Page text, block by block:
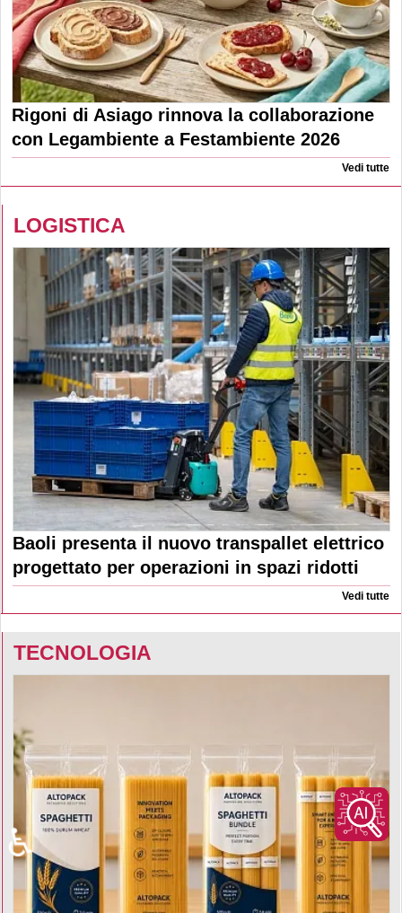
Rigoni di Asiago rinnova la collaborazione
con Legambiente a Festambiente 2026
Vedi tutte
LOGISTICA
Baoli presenta il nuovo transpallet elettrico
progettato per operazioni in spazi ridotti
Vedi tutte
TECNOLOGIA